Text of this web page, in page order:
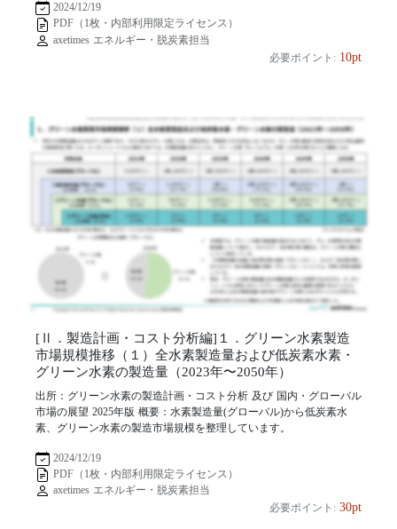
2024/12/19
PDF（1枚・内部利用限定ライセンス）
axetimes エネルギー・脱炭素担当
必要ポイント: 10pt
[Ⅱ．製造計画・コスト分析編]１．グリーン水素製造
市場規模推移（１）全水素製造量および低炭素水素・
グリーン水素の製造量（2023年〜2050年）
出所：グリーン水素の製造計画・コスト分析 及び 国内・グローバル
市場の展望 2025年版 概要：水素製造量(グローバル)から低炭素水
素、グリーン水素の製造市場規模を整理しています。
2024/12/19
PDF（1枚・内部利用限定ライセンス）
axetimes エネルギー・脱炭素担当
必要ポイント: 30pt